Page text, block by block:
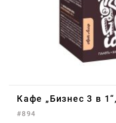
Кафе „Бизнес 3 в
#894